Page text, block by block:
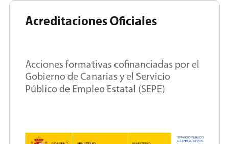
Acreditaciones Oficiales
Acciones formativas cofinanciadas por el
Gobierno de Canarias y el Servicio
Público de Empleo Estatal (SEPE)